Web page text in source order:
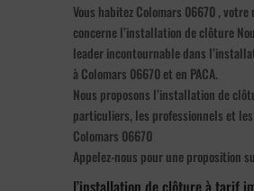
Vous habitez Colomars 06670 , votre
concerne l’installation de clôture
leader incontournable dans
à Colomars 06670 et en PACA.
Nous proposons l’installation de
particuliers, les professionnels et
Colomars 06670
Appelez-nous pour une proposition
l’installation de clôture à tarif